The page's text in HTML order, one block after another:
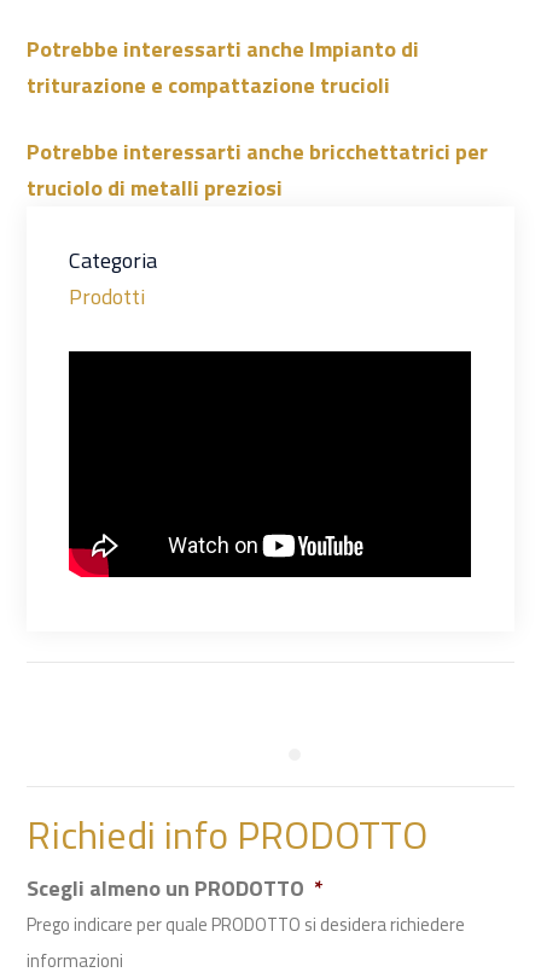
Potrebbe interessarti anche Impianto di
triturazione e compattazione trucioli
Potrebbe interessarti anche bricchettatrici per
truciolo di metalli preziosi
Categoria
Prodotti
Richiedi info PRODOTTO
Scegli almeno un PRODOTTO *
Prego indicare per quale PRODOTTO si desidera richiedere
informazioni